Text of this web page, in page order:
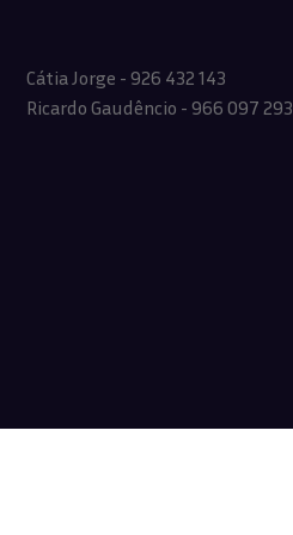
Cátia Jorge - 926 432 143
Ricardo Gaudêncio - 966 097 293